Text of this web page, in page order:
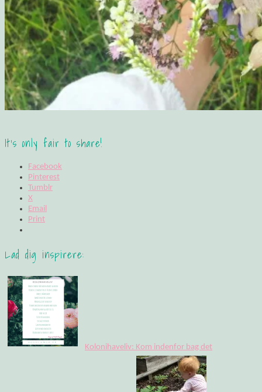
It's only fair to share!
Facebook
Pinterest
Tumblr
X
Email
Print
Lad dig inspirere:
Kolonihaveliv: Kom indenfor bag det